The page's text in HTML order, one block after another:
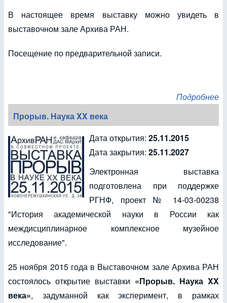
В настоящее время выставку можно увидеть в
выставочном зале Архива РАН.
Посещение по предварительной записи.
Подробнее
Прорыв. Наука XX века
Дата открытия: 25.11.2015
Дата закрытия: 25.11.2027
Электронная выставка
подготовлена при поддержке
РГНФ, проект № 14-03-00238
"История академической науки в России как
междисциплинарное комплексное музейное
исследование".
25 ноября 2015 года в Выставочном зале Архива РАН
состоялось открытие выставки «Прорыв. Наука XX
века», задуманной как эксперимент, в рамках